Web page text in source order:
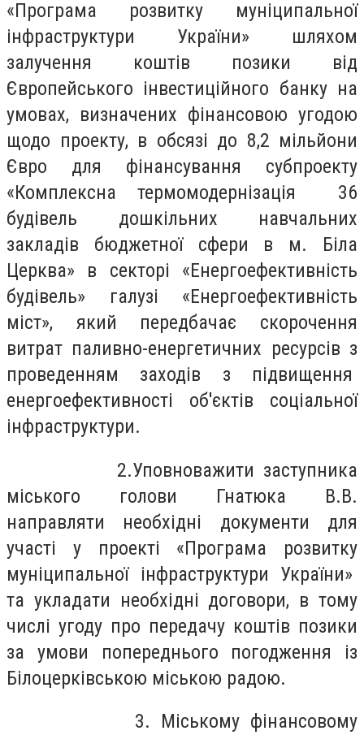
«Програма розвитку муніципальної
інфраструктури України» шляхом
залучення коштів позики від
Європейського інвестиційного банку на
умовах, визначених фінансовою угодою
щодо проекту, в обсязі до 8,2 мільйони
Євро для фінансування субпроекту
«Комплексна термомодернізація 36
будівель дошкільних навчальних
закладів бюджетної сфери в м. Біла
Церква» в секторі «Енергоефективність
будівель» галузі «Енергоефективність
міст», який передбачає скорочення
витрат паливно-енергетичних ресурсів з
проведенням заходів з підвищення
енергоефективності об'єктів соціальної
інфраструктури.
2.Уповноважити заступника
міського голови Гнатюка В.В.
направляти необхідні документи для
участі у проекті «Програма розвитку
муніципальної інфраструктури України»
та укладати необхідні договори, в тому
числі угоду про передачу коштів позики
за умови попереднього погодження із
Білоцерківською міською радою.
3. Міському фінансовому